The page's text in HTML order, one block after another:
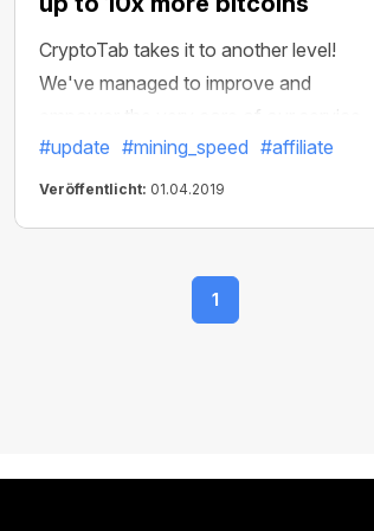
CryptoTab takes it to another level!
We've managed to improve and
empower the very core of our service —
the mining algorithm. It's the part of
CryptoTab software that affects your
to previous versions.
#update #mining_speed #affiliate
Veröffentlicht: 01.04.2019
1